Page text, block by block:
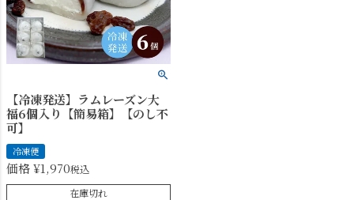
【冷凍発送】ラムレーズン大
福6個入り【簡易箱】【のし不
可】
冷凍便
価格¥1,970税込
在庫切れ